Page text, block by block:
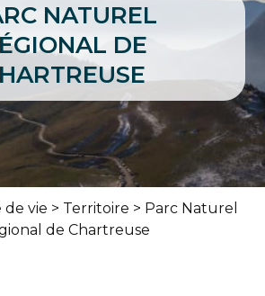
NATUREL
DE
de vie > Territoire > Parc Naturel
de Chartreuse